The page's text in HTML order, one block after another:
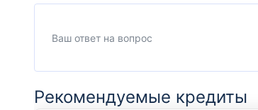
Рекомендуемые кредиты